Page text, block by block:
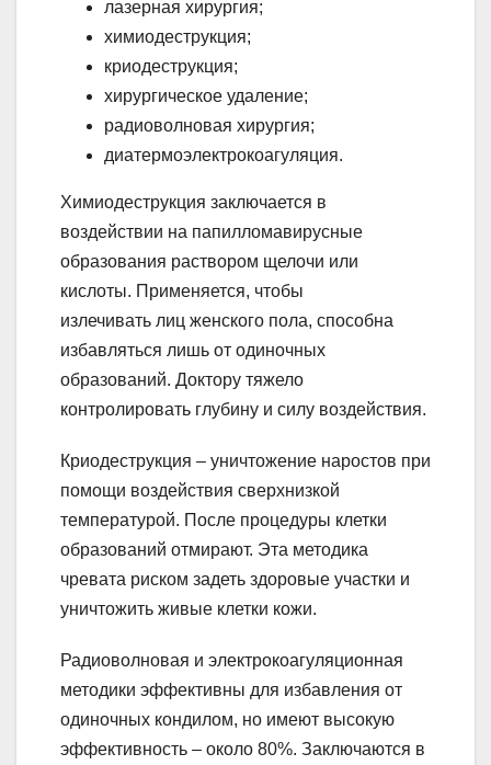
лазерная хирургия;
химиодеструкция;
криодеструкция;
хирургическое удаление;
радиоволновая хирургия;
диатермоэлектрокоагуляция.
Химиодеструкция заключается в
воздействии на папилломавирусные
образования раствором щелочи или
кислоты. Применяется, чтобы
излечивать лиц женского пола, способна
избавляться лишь от одиночных
образований. Доктору тяжело
контролировать глубину и силу воздействия.
Криодеструкция – уничтожение наростов при
помощи воздействия сверхнизкой
температурой. После процедуры клетки
образований отмирают. Эта методика
чревата риском задеть здоровые участки и
уничтожить живые клетки кожи.
Радиоволновая и электрокоагуляционная
методики эффективны для избавления от
одиночных кондилом, но имеют высокую
эффективность – около 80%. Заключаются в